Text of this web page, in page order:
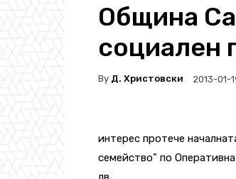
Община
социален
By Д. Христовски 2013-01-
интерес протече
семейство” по